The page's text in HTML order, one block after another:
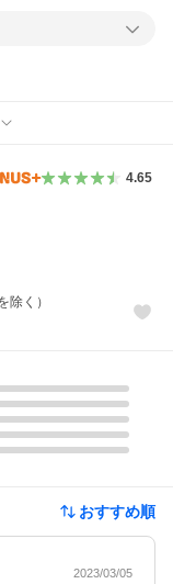
4.65
除く）
おすすめ順
2023/03/05